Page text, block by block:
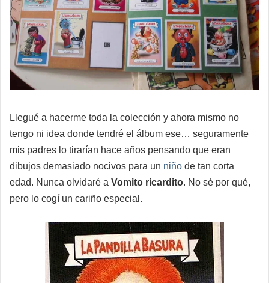
Llegué a hacerme toda la colección y ahora mismo no
tengo ni idea donde tendré el álbum ese… seguramente
mis padres lo tirarían hace años pensando que eran
dibujos demasiado nocivos para un niño de tan corta
edad. Nunca olvidaré a Vomito ricardito. No sé por qué,
pero lo cogí un cariño especial.